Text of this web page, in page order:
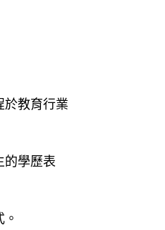
於教育行業
的學歷表